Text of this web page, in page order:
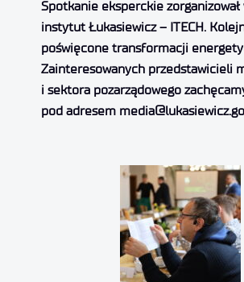
Spotkanie eksperckie zorganizował
instytut Łukasiewicz – ITECH.
poświęcone transformacji
Zainteresowanych przedstawicieli
i sektora pozarządowego
pod adresem